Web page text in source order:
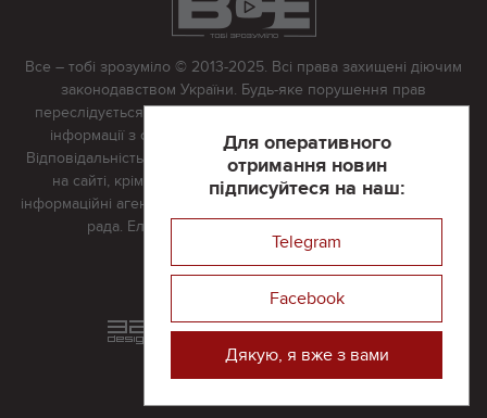
Для оперативного
отримання новин
підписуйтеся на наш:
Telegram
Facebook
Дякую, я вже з вами
Все – тобі зрозуміло © 2013-2025. Всі права захищені діючим
законодавством України. Будь-яке порушення прав
переслідується в судовому порядку. Будь-яке відтворення
інформації з сайту тільки з письмово дозволу редакції.
Відповідальність за достовірність усіх матеріалів, розміщених
на сайті, крім матеріалів, які містять посилання на інші
інформаційні агентства або інтернет-видання, несе редакційна
рада. Електронна пошта:
Реклама на сайті
Розроблений та підтримується